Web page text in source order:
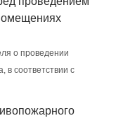
о проведении
в соответствии с